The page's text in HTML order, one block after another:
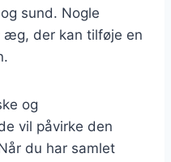
sund. Nogle
æg, der kan tilføje en
og
vil påvirke den
du har samlet